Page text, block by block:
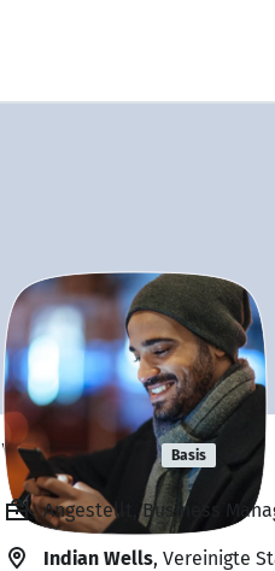
Viola Rice Basis
Angestellt, Business
Indian Wells, Vereinigte